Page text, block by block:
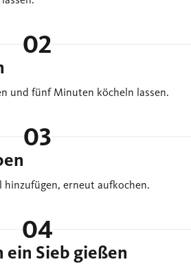
02
und fünf Minuten köcheln lassen.
03
erneut aufkochen.
04
ein Sieb gießen